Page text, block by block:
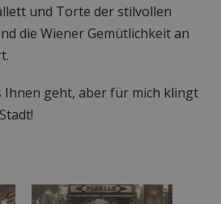
und Torte der stilvollen
die Wiener Gemütlichkeit an
Ihnen geht, aber für mich klingt